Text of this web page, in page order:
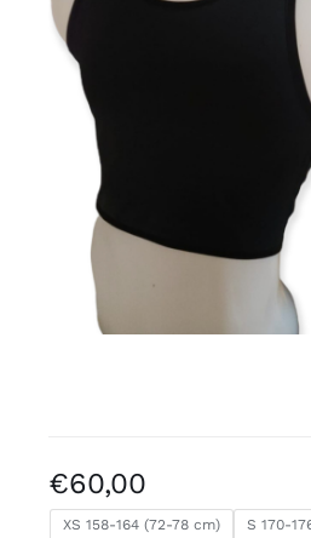
Kostenlose
Review
€60,00
XS 158-164 (72-78 cm)
S 170-